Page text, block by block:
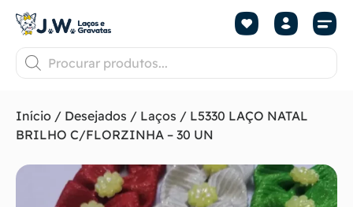
Início / Desejados / Laços / L5330 LAÇO NATAL
BRILHO C/FLORZINHA – 30 UN